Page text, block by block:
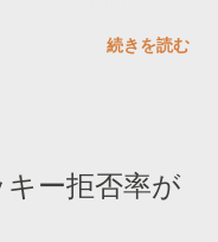
続きを読む
ー拒否率が